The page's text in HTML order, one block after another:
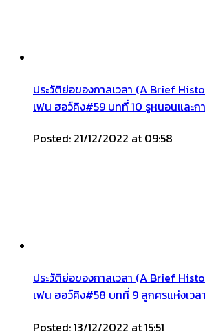
ประวัติย่อของกาลเวลา (A Brief
เฟน ฮอว์คิง#59 บทที่ 10 รูหนอนและก
Posted: 21/12/2022 at 09:58
ประวัติย่อของกาลเวลา (A Brief
เฟน ฮอว์คิง#58 บทที่ 9 ลูกศรแห่งเวลา
Posted: 13/12/2022 at 15:51